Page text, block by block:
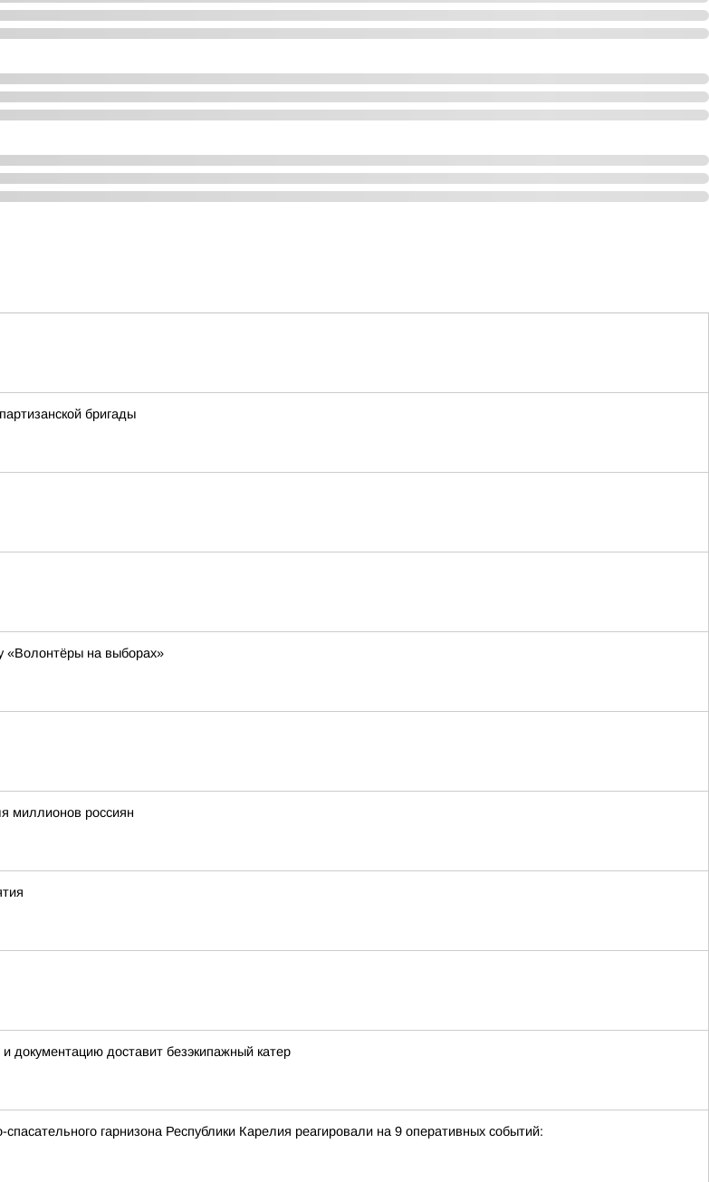
бригады
«Волонтёры на выборах»
миллионов россиян
документацию доставит безэкипажный катер
гарнизона Республики Карелия реагировали на 9 оперативных событий: